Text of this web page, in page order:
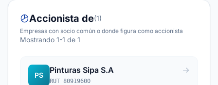
Accionista de(1)
Empresas con socio común o donde figura como accionista
Mostrando 1-1 de 1
PS
Pinturas Sipa S.A
RUT 80919600